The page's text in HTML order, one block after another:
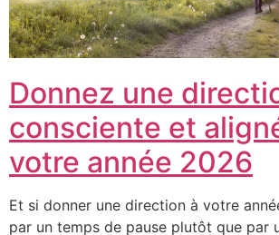
Donnez une
consciente et
votre année 2026
Et si donner une direction à votre
par un temps de pause plutôt que par